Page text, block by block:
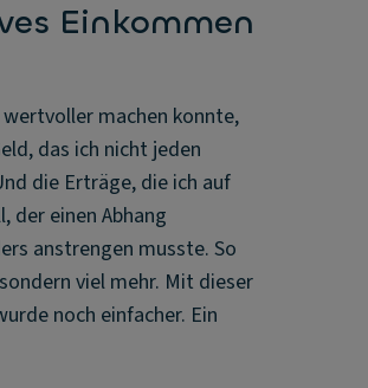
Einkommen
machen konnte,
das ich nicht jeden
die Erträge, die ich auf
der einen Abhang
anstrengen musste. So
viel mehr. Mit dieser
noch einfacher. Ein